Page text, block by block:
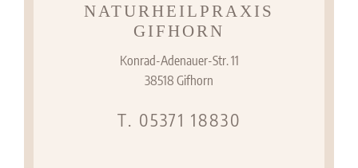
NATURHEILPRAXIS
GIFHORN
Konrad-Adenauer-Str. 11
38518 Gifhorn
T. 05371 18830